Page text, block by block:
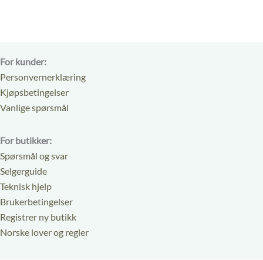
For kunder:
Personvernerklæring
Kjøpsbetingelser
Vanlige spørsmål
For butikker:
Spørsmål og svar
Selgerguide
Teknisk hjelp
Brukerbetingelser
Registrer ny butikk
Norske lover og regler